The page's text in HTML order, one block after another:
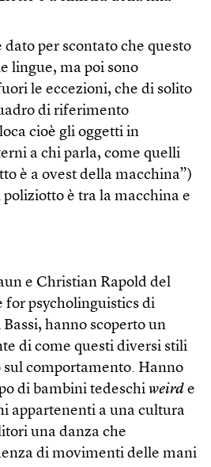
dato per scontato che questo
lingue, ma poi sono
le eccezioni, che di solito
di riferimento
cioè gli oggetti in
a chi parla, come quelli
è a ovest della macchina”)
è tra la macchina e
e Christian Rapold del
for psycholinguistics di
hanno scoperto un
di come questi diversi stili
comportamento. Hanno
di bambini tedeschi weird e
appartenenti a una cultura
una danza che
di movimenti delle mani